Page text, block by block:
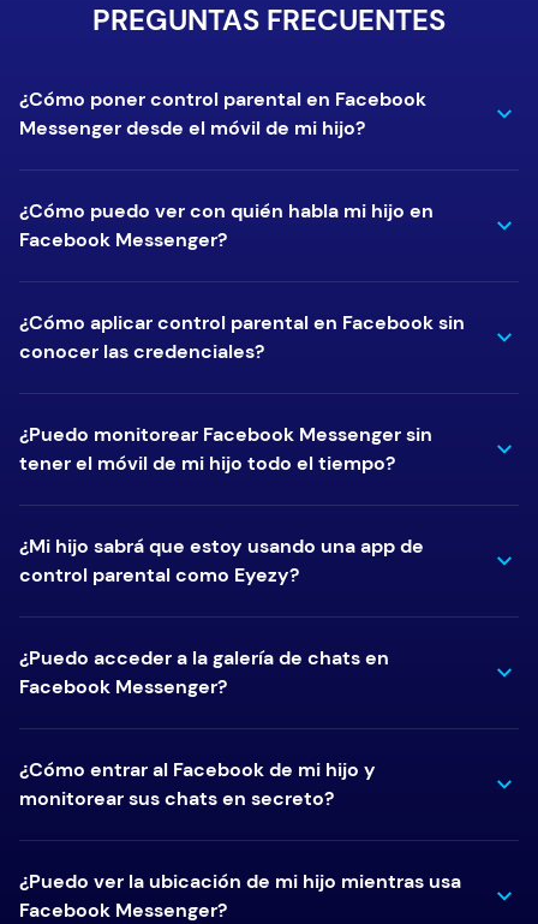
PREGUNTAS FRECUENTES
¿Cómo poner control parental en Facebook
Messenger desde el móvil de mi hijo?
¿Cómo puedo ver con quién habla mi hijo en
Facebook Messenger?
¿Cómo aplicar control parental en Facebook sin
conocer las credenciales?
¿Puedo monitorear Facebook Messenger sin
tener el móvil de mi hijo todo el tiempo?
¿Mi hijo sabrá que estoy usando una app de
control parental como Eyezy?
¿Puedo acceder a la galería de chats en
Facebook Messenger?
¿Cómo entrar al Facebook de mi hijo y
monitorear sus chats en secreto?
¿Puedo ver la ubicación de mi hijo mientras usa
Facebook Messenger?